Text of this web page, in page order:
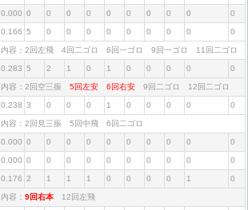
0.000 0 0 0 0 0 0 0 0 0 0
0.166 5 0 0 0 0 0 0 0 0 0
内容：2回左飛 4回二ゴロ 6回一ゴロ 9回一ゴロ 11回二ゴロ
0.283 5 2 1 0 1 0 0 0 0 0
内容：2回空三振 5回左安 6回右安 9回二ゴロ 12回二ゴロ
0.238 3 0 0 0 1 0 0 0 0 0
内容：2回見三振 5回中飛 6回二ゴロ
0.000 0 0 0 0 0 0 0 0 0 0
0.000 0 0 0 0 0 0 0 0 0 0
0.176 2 1 1 1 0 0 0 0 1 0
内容： 9回右本 12回左飛